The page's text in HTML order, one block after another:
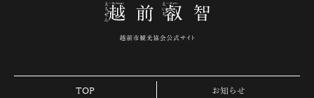
TOP お知らせ